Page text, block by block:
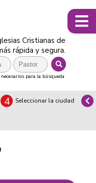
Cristianas de
rápida y segura.
para la búsqueda
4 Seleccionar la ciudad